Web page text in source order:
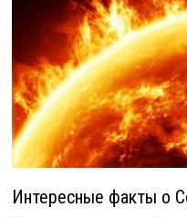
Интересные факты о